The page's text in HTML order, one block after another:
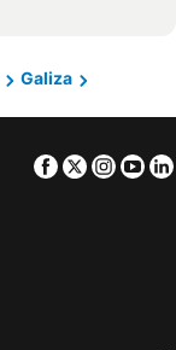
Galiza
Facebook
Twitter